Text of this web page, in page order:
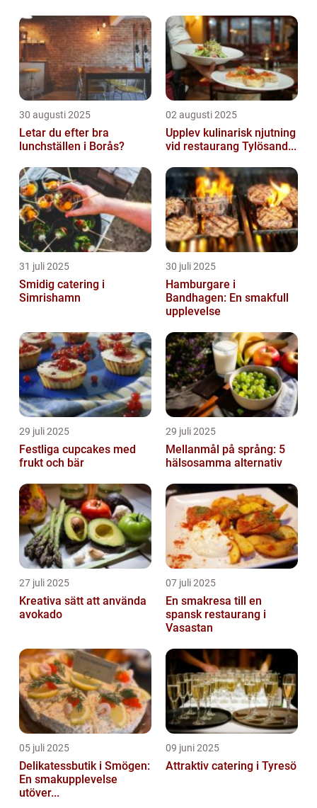
30 augusti 2025
Letar du efter bra
lunchställen i Borås?
02 augusti 2025
Upplev kulinarisk njutning
vid restaurang Tylösand...
31 juli 2025
Smidig catering i
Simrishamn
30 juli 2025
Hamburgare i
Bandhagen: En smakfull
upplevelse
29 juli 2025
Festliga cupcakes med
frukt och bär
29 juli 2025
Mellanmål på språng: 5
hälsosamma alternativ
27 juli 2025
Kreativa sätt att använda
avokado
07 juli 2025
En smakresa till en
spansk restaurang i
Vasastan
05 juli 2025
Delikatessbutik i Smögen:
En smakupplevelse
utöver...
09 juni 2025
Attraktiv catering i Tyresö